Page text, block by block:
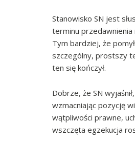
Stanowisko SN jest
terminu
Tym bardziej, że
szczególny, prostszy
ten się kończył.
Dobrze, że SN
wzmacniając pozycję
wątpliwości prawne,
wszczęta egzekucja